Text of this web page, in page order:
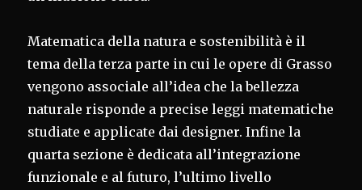
Matematica della natura e sostenibilità è il
tema della terza parte in cui le opere di Grasso
vengono associale all’idea che la bellezza
naturale risponde a precise leggi matematiche
studiate e applicate dai designer. Infine la
quarta sezione è dedicata all’integrazione
funzionale e al futuro, l’ultimo livello